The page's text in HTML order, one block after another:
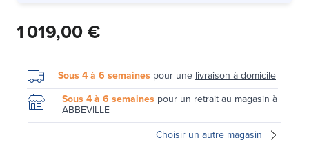
1 019,00 €
Sous 4 à 6 semaines pour unelivraison à domicile
Sous 4 à 6 semaines pour un retrait au magasin à
ABBEVILLE
Choisir un autre magasin